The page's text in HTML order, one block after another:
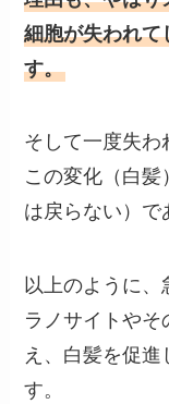
細胞が失われて
す。
そして一度失わ
この変化（白
は戻らない）で
以上のように
ラノサイトや
え、白髪を促進
す。